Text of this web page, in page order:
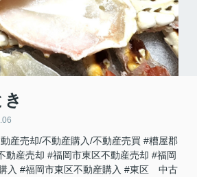
産売却/不動産購入/不動産売買 #糟屋郡
動産売却 #福岡市東区不動産売却 #福岡
入 #福岡市東区不動産購入 #東区 中古